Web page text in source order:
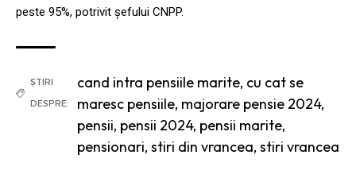
peste 95%, potrivit șefului CNPP.
ȘTIRI
DESPRE:
cand intra pensiile marite, cu cat se
maresc pensiile, majorare pensie 2024,
pensii, pensii 2024, pensii marite,
pensionari, stiri din vrancea, stiri vrancea